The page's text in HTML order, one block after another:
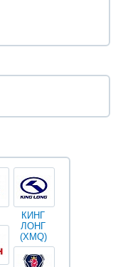
КИНГ
ЛОНГ
(XMQ)